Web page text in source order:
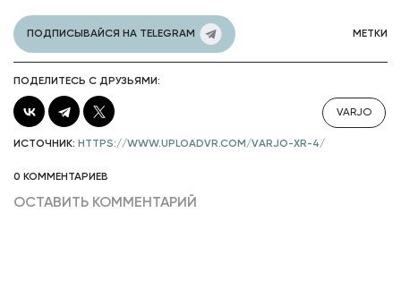
ПОДПИСЫВАЙСЯ НА TELEGRAM МЕТКИ
ПОДЕЛИТЕСЬ С ДРУЗЬЯМИ:
VARJO
ИСТОЧНИК: HTTPS://WWW.UPLOADVR.COM/VARJO-XR-4/
0 КОММЕНТАРИЕВ
ОСТАВИТЬ КОММЕНТАРИЙ